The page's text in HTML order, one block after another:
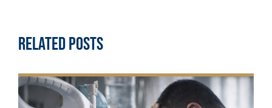
Related Posts